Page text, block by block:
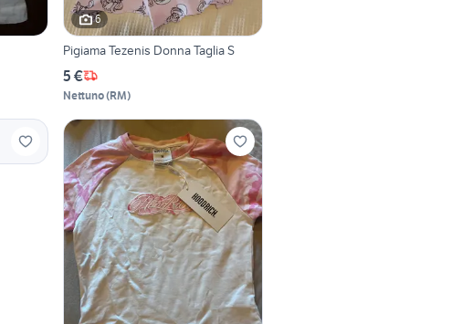
6
Pigiama Tezenis Donna Taglia S
5 €
Nettuno(RM)